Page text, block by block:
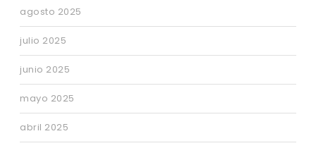
agosto 2025
julio 2025
junio 2025
mayo 2025
abril 2025